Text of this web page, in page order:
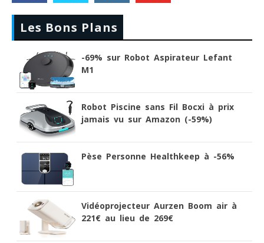
Les Bons Plans
-69% sur Robot Aspirateur Lefant
M1
Robot Piscine sans Fil Bocxi à prix
jamais vu sur Amazon (-59%)
Pèse Personne Healthkeep à -56%
Vidéoprojecteur Aurzen Boom air à
221€ au lieu de 269€